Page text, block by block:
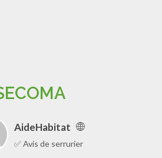
AideHabitat
✅ Avis de serrurier